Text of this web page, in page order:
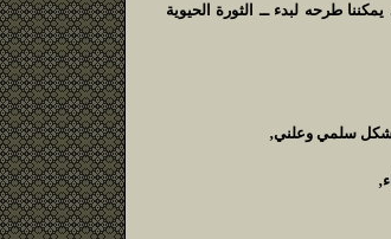
طرحه لبدء ــ الثورة الحيوية
بشكل سلمي وعلني‚